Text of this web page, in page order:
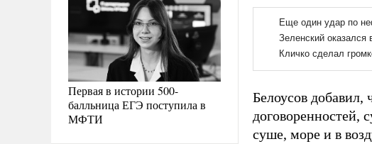
Первая в истории 500-
балльница ЕГЭ поступила в
МФТИ
Белоусов добавил,
договоренностей,
суше, море и в